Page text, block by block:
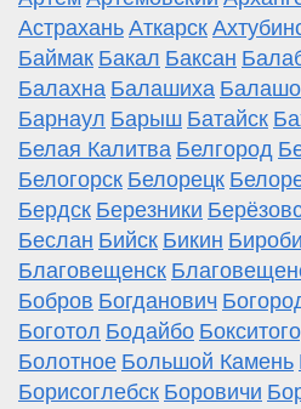
Астрахань Аткарск
Баймак Бакал Баксан
Балахна Балашиха
Барнаул Барыш Батайск
Белая Калитва Белгород
Белогорск Белорецк
Бердск Березники
Беслан Бийск Бикин
Благовещенск
Бобров Богданович
Боготол Бодайбо
Болотное Большой Камень
Борисоглебск Боровичи